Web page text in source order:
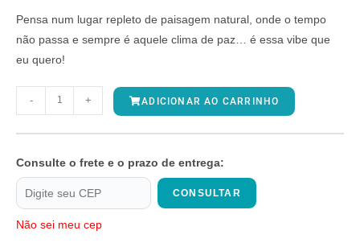
Pensa num lugar repleto de paisagem natural, onde o tempo
não passa e sempre é aquele clima de paz… é essa vibe que
eu quero!
- + ADICIONAR AO CARRINHO
Consulte o frete e o prazo de entrega:
CONSULTAR
Não sei meu cep